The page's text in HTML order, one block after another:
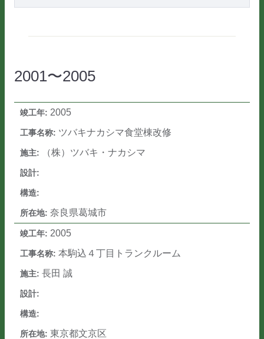
2001〜2005
2005
ツバキナカシマ食堂棟改修
（株）ツバキ・ナカシマ
奈良県葛城市
2005
本駒込４丁目トランクルーム
長田 誠
東京都文京区